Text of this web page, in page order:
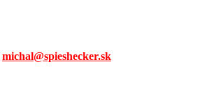
michal@spieshecker.sk